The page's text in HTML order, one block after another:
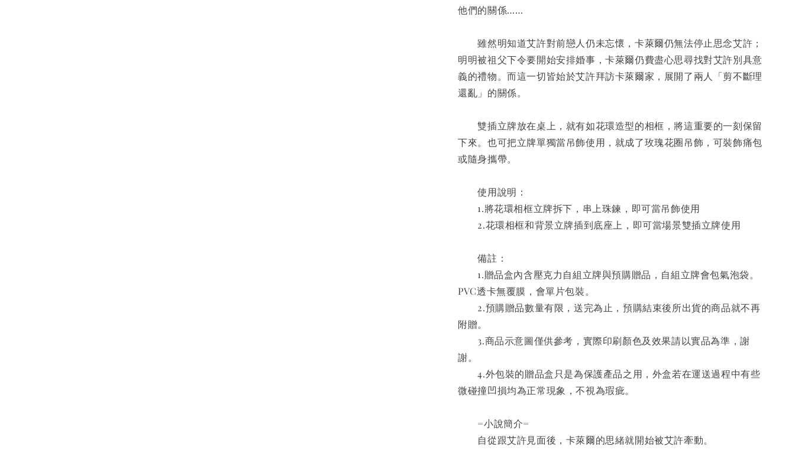
他們的關係……
雖然明知道艾許對前戀人仍未忘懷，卡萊爾仍無法停止思念艾許；
明明被祖父下令要開始安排婚事，卡萊爾仍費盡心思尋找對艾許別具意
義的禮物。而這一切皆始於艾許拜訪卡萊爾家，展開了兩人「剪不斷理
還亂」的關係。
雙插立牌放在桌上，就有如花環造型的相框，將這重要的一刻保留
下來。也可把立牌單獨當吊飾使用，就成了玫瑰花圈吊飾，可裝飾痛包
或隨身攜帶。
使用說明：
1.將花環相框立牌拆下，串上珠鍊，即可當吊飾使用
2.花環相框和背景立牌插到底座上，即可當場景雙插立牌使用
備註：
1.贈品盒內含壓克力自組立牌與預購贈品，自組立牌會包氣泡袋。
PVC透卡無覆膜，會單片包裝。
2.預購贈品數量有限，送完為止，預購結束後所出貨的商品就不再
附贈。
3.商品示意圖僅供參考，實際印刷顏色及效果請以實品為準，謝
謝。
4.外包裝的贈品盒只是為保護產品之用，外盒若在運送過程中有些
微碰撞凹損均為正常現象，不視為瑕疵。
=小說簡介=
自從跟艾許見面後，卡萊爾的思緒就開始被艾許牽動。